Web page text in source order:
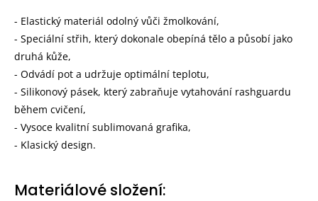
- Elastický materiál odolný vůči žmolkování,
- Speciální střih, který dokonale obepíná tělo a působí jako
druhá kůže,
- Odvádí pot a udržuje optimální teplotu,
- Silikonový pásek, který zabraňuje vytahování rashguardu
během cvičení,
- Vysoce kvalitní sublimovaná grafika,
- Klasický design.
Materiálové složení: